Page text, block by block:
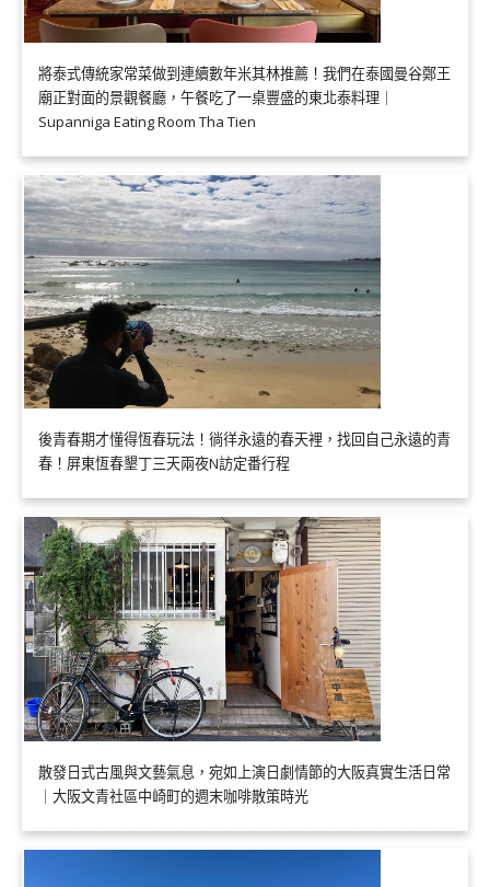
將泰式傳統家常菜做到連續數年米其林推薦！我們在泰國曼谷鄭王
廟正對面的景觀餐廳，午餐吃了一桌豐盛的東北泰料理｜
Supanniga Eating Room Tha Tien
後青春期才懂得恆春玩法！徜徉永遠的春天裡，找回自己永遠的青
春！屏東恆春墾丁三天兩夜N訪定番行程
散發日式古風與文藝氣息，宛如上演日劇情節的大阪真實生活日常
｜大阪文青社區中崎町的週末咖啡散策時光